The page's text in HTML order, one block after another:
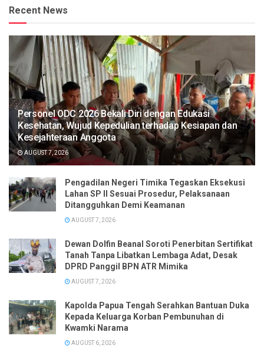
Recent News
Personel ODC 2026 Bekali Diri dengan Edukasi
Kesehatan, Wujud Kepedulian terhadap Kesiapan dan
Kesejahteraan Anggota
AUGUST 7, 2026
Pengadilan Negeri Timika Tegaskan Eksekusi
Lahan SP II Sesuai Prosedur, Pelaksanaan
Ditangguhkan Demi Keamanan
AUGUST 7, 2026
Dewan Dolfin Beanal Soroti Penerbitan Sertifikat
Tanah Tanpa Libatkan Lembaga Adat, Desak
DPRD Panggil BPN ATR Mimika
AUGUST 7, 2026
Kapolda Papua Tengah Serahkan Bantuan Duka
Kepada Keluarga Korban Pembunuhan di
Kwamki Narama
AUGUST 6, 2026